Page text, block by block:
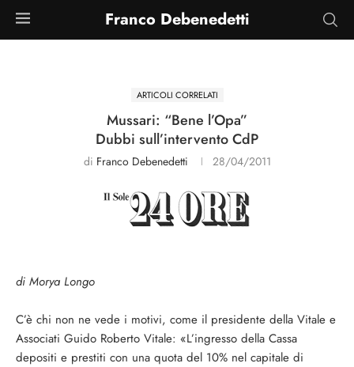
Franco Debenedetti
ARTICOLI CORRELATI
Mussari: “Bene l’Opa”
Dubbi sull’intervento CdP
di Franco Debenedetti 28/04/2011
di Morya Longo
C’è chi non ne vede i motivi, come il presidente della Vitale e
Associati Guido Roberto Vitale: «L’ingresso della Cassa
depositi e prestiti con una quota del 10% nel capitale di